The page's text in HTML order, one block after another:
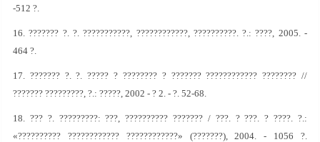
-512 ?.
16. ??????? ?. ?. ???????????, ????????????, ??????????. ?.: ????, 2005. -
464 ?.
17. ??????? ?. ?. ????? ? ???????? ? ??????? ???????????? ???????? //
??????? ?????????, ?.: ?????, 2002 - ? 2. - ?. 52-68.
18. ??? ?. ?????????: ???, ?????????? ??????? / ???. ? ???. ? ????. ?.:
«?????????? ???????????? ????????????» (???????), 2004. - 1056 ?.